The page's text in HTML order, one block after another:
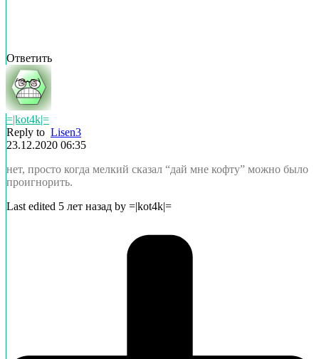
Ответить
=|kot4k|=
Reply to Lisen3
23.12.2020 06:35
нет, просто когда мелкий сказал “дай мне кофту” можно было
проигнорить.
Last edited 5 лет назад by =|kot4k|=